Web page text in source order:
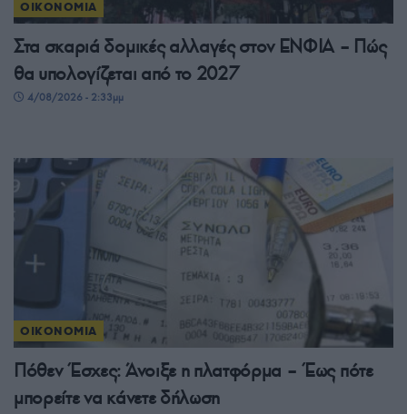
ΟΙΚΟΝΟΜΙΑ
Στα σκαριά δομικές αλλαγές στον ΕΝΦΙΑ – Πώς
θα υπολογίζεται από το 2027
4/08/2026 - 2:33μμ
ΟΙΚΟΝΟΜΙΑ
Πόθεν Έσχες: Άνοιξε η πλατφόρμα – Έως πότε
μπορείτε να κάνετε δήλωση